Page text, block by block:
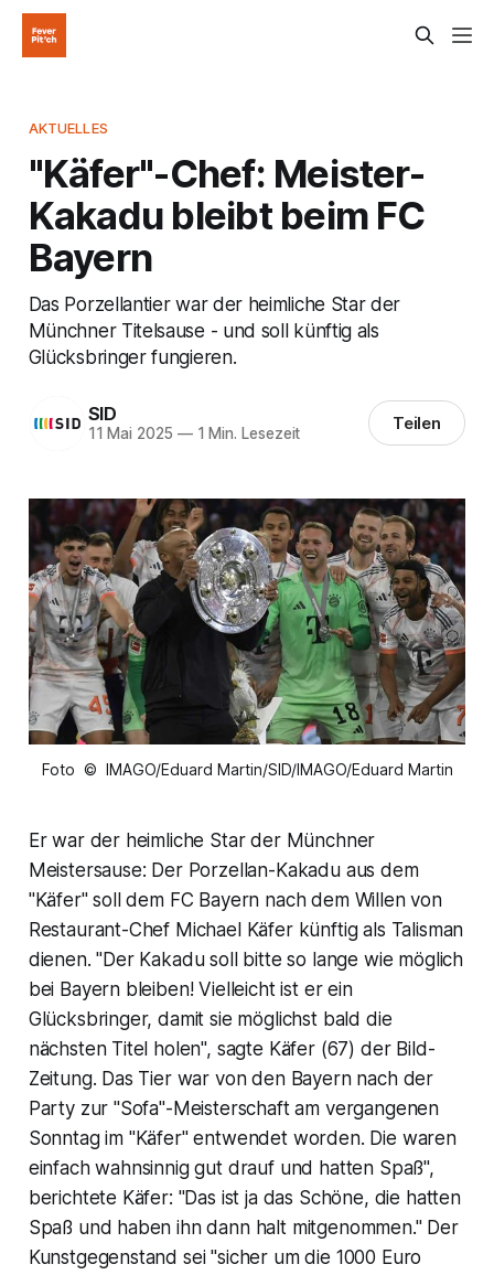
AKTUELLES
"Käfer"-Chef: Meister-
Kakadu bleibt beim FC
Bayern
Das Porzellantier war der heimliche Star der
Münchner Titelsause - und soll künftig als
Glücksbringer fungieren.
SID
11 Mai 2025 —1 Min. Lesezeit Teilen
Foto © IMAGO/Eduard Martin/SID/IMAGO/Eduard Martin
Er war der heimliche Star der Münchner
Meistersause: Der Porzellan-Kakadu aus dem
"Käfer" soll dem FC Bayern nach dem Willen von
Restaurant-Chef Michael Käfer künftig als Talisman
dienen. "Der Kakadu soll bitte so lange wie möglich
bei Bayern bleiben! Vielleicht ist er ein
Glücksbringer, damit sie möglichst bald die
nächsten Titel holen", sagte Käfer (67) der Bild-
Zeitung. Das Tier war von den Bayern nach der
Party zur "Sofa"-Meisterschaft am vergangenen
Sonntag im "Käfer" entwendet worden. Die waren
einfach wahnsinnig gut drauf und hatten Spaß",
berichtete Käfer: "Das ist ja das Schöne, die hatten
Spaß und haben ihn dann halt mitgenommen." Der
Kunstgegenstand sei "sicher um die 1000 Euro